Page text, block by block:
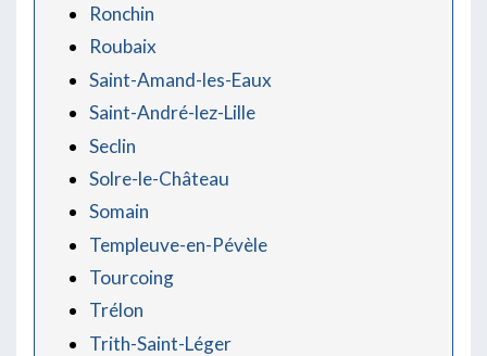
Ronchin
Roubaix
Saint-Amand-les-Eaux
Saint-André-lez-Lille
Seclin
Solre-le-Château
Somain
Templeuve-en-Pévèle
Tourcoing
Trélon
Trith-Saint-Léger